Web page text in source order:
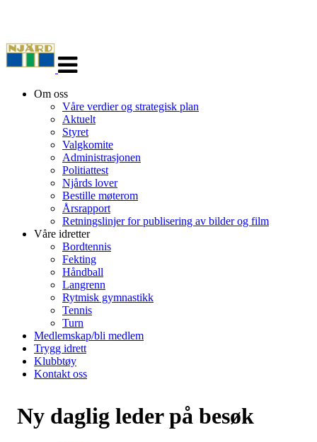
navigasjon
Om oss
Våre verdier og strategisk plan
Aktuelt
Styret
Valgkomite
Administrasjonen
Politiattest
Njårds lover
Bestille møterom
Årsrapport
Retningslinjer for publisering av bilder og film
Våre idretter
Bordtennis
Fekting
Håndball
Langrenn
Rytmisk gymnastikk
Tennis
Turn
Medlemskap/bli medlem
Trygg idrett
Klubbtøy
Kontakt oss
Ny daglig leder på besøk